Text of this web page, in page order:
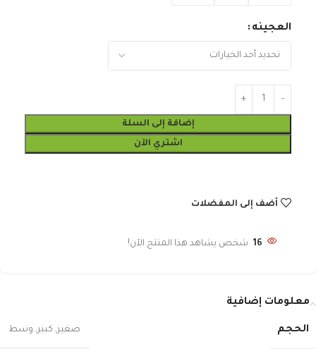
العجينه
إضافة إلى السلة
اشتري الآن
أضف إلى المفضلات
16 شخص يشاهد هذا المنتج الآن!
معلومات إضافية
الحجم صغير, كبير, وسط